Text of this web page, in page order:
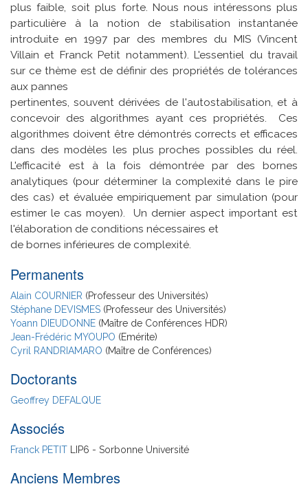
plus faible, soit plus forte. Nous nous intéressons plus
particulière à la notion de stabilisation instantanée
introduite en 1997 par des membres du MIS (Vincent
Villain et Franck Petit notamment). L'essentiel du travail
sur ce thème est de définir des propriétés de tolérances
aux pannes
pertinentes, souvent dérivées de l'autostabilisation, et à
concevoir des algorithmes ayant ces propriétés. Ces
algorithmes doivent être démontrés corrects et efficaces
dans des modèles les plus proches possibles du réel.
L'efficacité est à la fois démontrée par des bornes
analytiques (pour déterminer la complexité dans le pire
des cas) et évaluée empiriquement par simulation (pour
estimer le cas moyen). Un dernier aspect important est
l'élaboration de conditions nécessaires et
de bornes inférieures de complexité.
Permanents
Alain COURNIER (Professeur des Universités)
Stéphane DEVISMES (Professeur des Universités)
Yoann DIEUDONNE (Maître de Conférences HDR)
Jean-Frédéric MYOUPO (Emérite)
Cyril RANDRIAMARO (Maître de Conférences)
Doctorants
Geoffrey DEFALQUE
Associés
Franck PETIT LIP6 - Sorbonne Université
Anciens Membres